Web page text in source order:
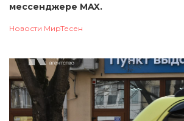
мессенджере MAX.
Новости МирТесен